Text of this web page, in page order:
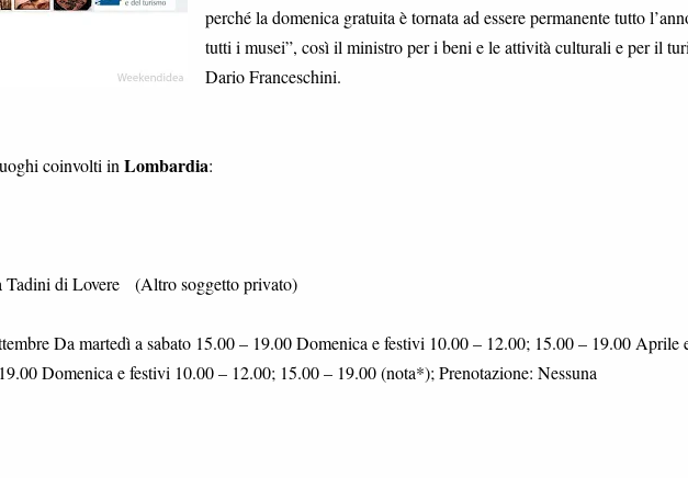
perché la domenica gratuita è tornata ad essere permanente tutto
tutti i musei”, così il ministro per i beni e le attività culturali e per il
Dario Franceschini.
coinvolti in Lombardia:
Tadini di Lovere (Altro soggetto privato)
Da martedì a sabato 15.00 – 19.00 Domenica e festivi 10.00 – 12.00; 15.00 – 19.00 Aprile
Domenica e festivi 10.00 – 12.00; 15.00 – 19.00 (nota*); Prenotazione: Nessuna